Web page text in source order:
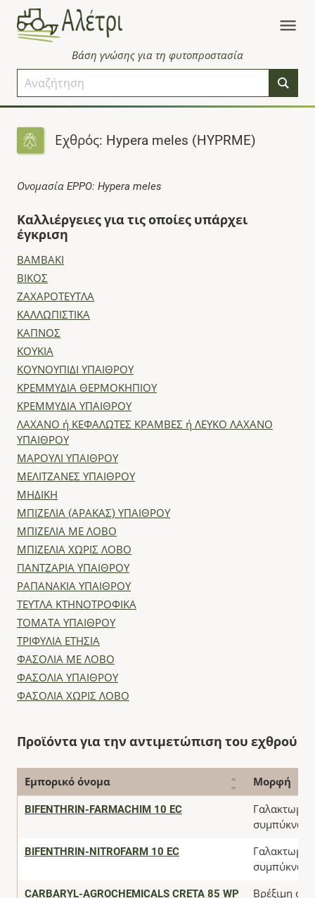
Βάση γνώσης για τη φυτοπροστασία
Εχθρός: Hypera meles (HYPRME)
Ονομασία EPPO: Hypera meles
Καλλιέργειες για τις οποίες υπάρχει
έγκριση
ΒΑΜΒΑΚΙ
ΒΙΚΟΣ
ΖΑΧΑΡΟΤΕΥΤΛΑ
ΚΑΛΛΩΠΙΣΤΙΚΑ
ΚΑΠΝΟΣ
ΚΟΥΚΙΑ
ΚΟΥΝΟΥΠΙΔΙ ΥΠΑΙΘΡΟΥ
ΚΡΕΜΜΥΔΙΑ ΘΕΡΜΟΚΗΠΙΟΥ
ΚΡΕΜΜΥΔΙΑ ΥΠΑΙΘΡΟΥ
ΛΑΧΑΝΟ ή ΚΕΦΑΛΩΤΕΣ ΚΡΑΜΒΕΣ ή ΛΕΥΚΟ ΛΑΧΑΝΟ
ΥΠΑΙΘΡΟΥ
ΜΑΡΟΥΛΙ ΥΠΑΙΘΡΟΥ
ΜΕΛΙΤΖΑΝΕΣ ΥΠΑΙΘΡΟΥ
ΜΗΔΙΚΗ
ΜΠΙΖΕΛΙΑ (ΑΡΑΚΑΣ) ΥΠΑΙΘΡΟΥ
ΜΠΙΖΕΛΙΑ ΜΕ ΛΟΒΟ
ΜΠΙΖΕΛΙΑ ΧΩΡΙΣ ΛΟΒΟ
ΠΑΝΤΖΑΡΙΑ ΥΠΑΙΘΡΟΥ
ΡΑΠΑΝΑΚΙΑ ΥΠΑΙΘΡΟΥ
ΤΕΥΤΛΑ ΚΤΗΝΟΤΡΟΦΙΚΑ
ΤΟΜΑΤΑ ΥΠΑΙΘΡΟΥ
ΤΡΙΦΥΛΙΑ ΕΤΗΣΙΑ
ΦΑΣΟΛΙΑ ΜΕ ΛΟΒΟ
ΦΑΣΟΛΙΑ ΥΠΑΙΘΡΟΥ
ΦΑΣΟΛΙΑ ΧΩΡΙΣ ΛΟΒΟ
Προϊόντα για την αντιμετώπιση του εχθρού
Εμπορικό όνομα Μορφή
BIFENTHRIN-FARMACHIM 10 EC
BIFENTHRIN-NITROFARM 10 EC
CARBARYL-AGROCHEMICALS CRETA 85 WP Βρέξιμη